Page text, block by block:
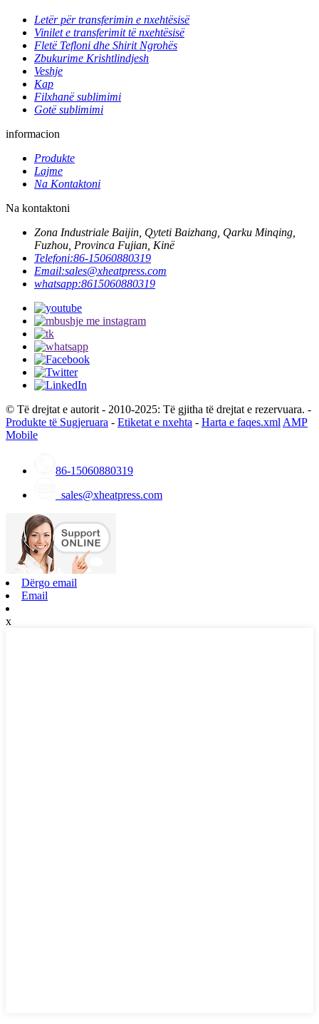
Letër për transferimin e nxehtësisë
Vinilet e transferimit të nxehtësisë
Fletë Tefloni dhe Shirit Ngrohës
Zbukurime Krishtlindjesh
Veshje
Kap
Filxhanë sublimimi
Gotë sublimimi
informacion
Produkte
Lajme
Na Kontaktoni
Na kontaktoni
Zona Industriale Baijin, Qyteti Baizhang, Qarku Minqing,
Fuzhou, Provinca Fujian, Kinë
Telefoni:86-15060880319
Email:sales@xheatpress.com
whatsapp:8615060880319
© Të drejtat e autorit - 2010-2025: Të gjitha të drejtat e rezervuara. -
Produkte të Sugjeruara - Etiketat e nxehta - Harta e faqes.xml AMP
Mobile
86-15060880319
sales@xheatpress.com
Dërgo email
Email
x